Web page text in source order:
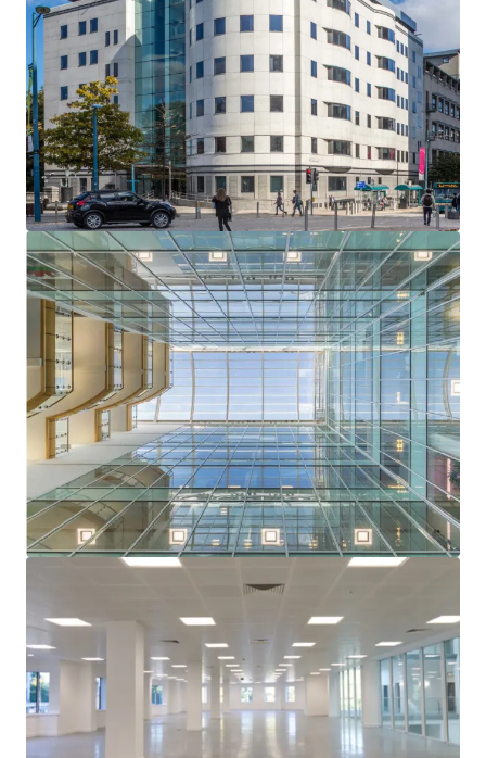
One Kingsway is a landmark Grade A office
building located in the heart of Cardiff’s
established Central Business District, offering
strong rental growth potential and an
opportunity to drive investment returns through
proactive asset management.
Prominent position in close proximity to Cardiff’s
prime retail and leisure amenities.
A striking seven-storey office building totalling
68,372 sq ft, with a three-level secure basement
car park providing 62 spaces.
The building is predominantly refurbished to
provide a high-quality specification with flexible
floor plates arranged around an impressive, full
height, central atrium. There are new cycle
shower and changing facilities in the basement.
The property is well let to five tenants with a
passing rent of £1,067,836 per annum which
equates to a low average rent of £21.25 per sq ft.
Since acquiring One Kingsway, the vendor has
completed significant maintenance and
upgrading works costing in excess of £3 million.
Let to strong tenant covenants including The
British Council, Royal Bank of Scotland, PwC and
Avison Young.
Freehold.
Asset management opportunities to increase the
rental tone, enhance the income profile and
improve the WAULT.